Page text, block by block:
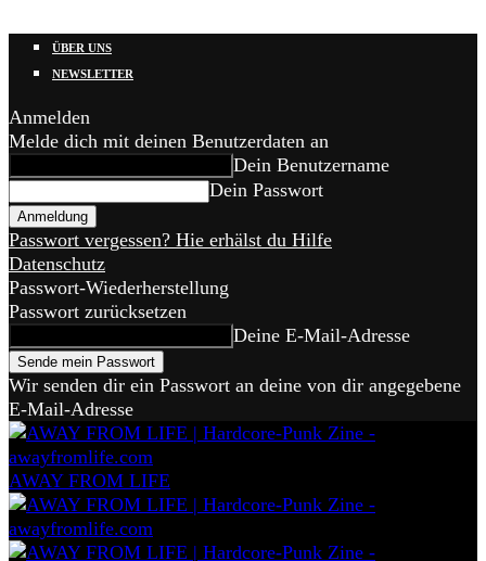
ÜBER UNS
NEWSLETTER
Anmelden
Melde dich mit deinen Benutzerdaten an
Dein Benutzername
Dein Passwort
Passwort vergessen? Hie erhälst du Hilfe
Datenschutz
Passwort-Wiederherstellung
Passwort zurücksetzen
Deine E-Mail-Adresse
Wir senden dir ein Passwort an deine von dir angegebene
E-Mail-Adresse
AWAY FROM LIFE